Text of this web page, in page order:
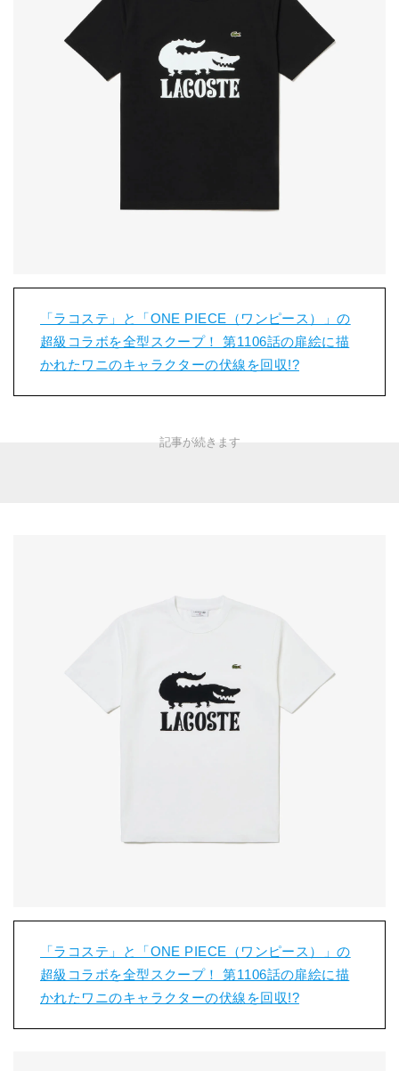
「ラコステ」と「ONE PIECE（ワンピース）」の
超級コラボを全型スクープ！ 第1106話の扉絵に描
かれたワニのキャラクターの伏線を回収!?
「ラコステ」と「ONE PIECE（ワンピース）」の
超級コラボを全型スクープ！ 第1106話の扉絵に描
かれたワニのキャラクターの伏線を回収!?